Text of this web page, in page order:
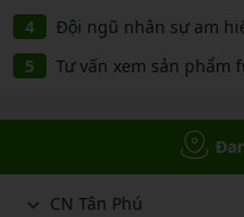
Đội ngũ nhân sự am
Tư vấn xem sản phẩm
CN Tân Phú